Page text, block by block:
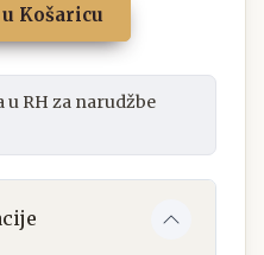
Košaricu
u RH za narudžbe